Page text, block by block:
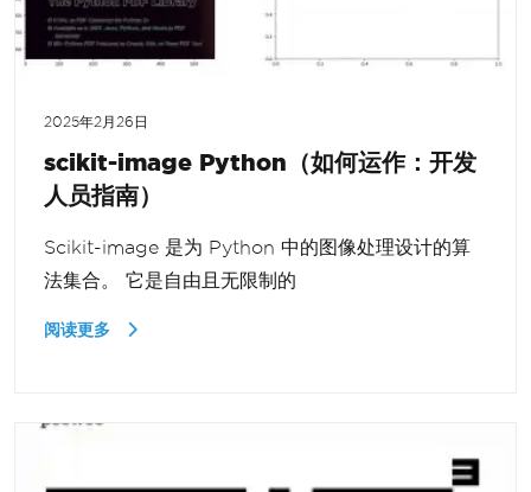
2025年2月26日
scikit-image Python（如何运作：开发
人员指南）
Scikit-image 是为 Python 中的图像处理设计的算
法集合。 它是自由且无限制的
阅读更多